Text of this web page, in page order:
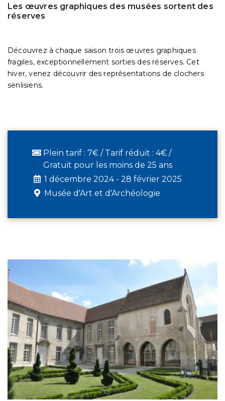
Les œuvres graphiques des musées sortent des
réserves
Découvrez à chaque saison trois œuvres graphiques
fragiles, exceptionnellement sorties des réserves. Cet
hiver, venez découvrir des représentations de clochers
senlisiens.
Plein tarif : 7€ / Tarif réduit : 4€ /
Gratuit pour les moins de 25 ans
1 décembre 2024 - 28 février 2025
Musée d'Art et d'Archéologie